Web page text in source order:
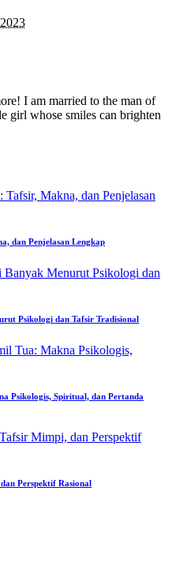
I am married to the man of
girl whose smiles can brighten
dan Penjelasan Lengkap
Psikologi dan Tafsir Tradisional
Psikologis, Spiritual, dan Pertanda
Perspektif Rasional